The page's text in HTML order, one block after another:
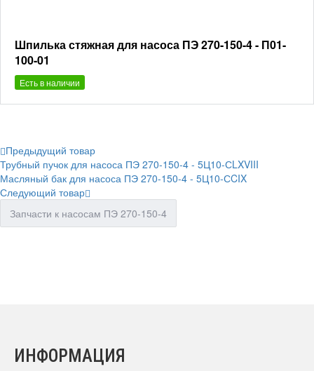
Шпилька стяжная для насоса ПЭ 270-150-4 - П01-
100-01
Есть в наличии
Предыдущий товар
Трубный пучок для насоса ПЭ 270-150-4 - 5Ц10-СLXVIII
Масляный бак для насоса ПЭ 270-150-4 - 5Ц10-СCIX
Следующий товар
Запчасти к насосам ПЭ 270-150-4
ИНФОРМАЦИЯ